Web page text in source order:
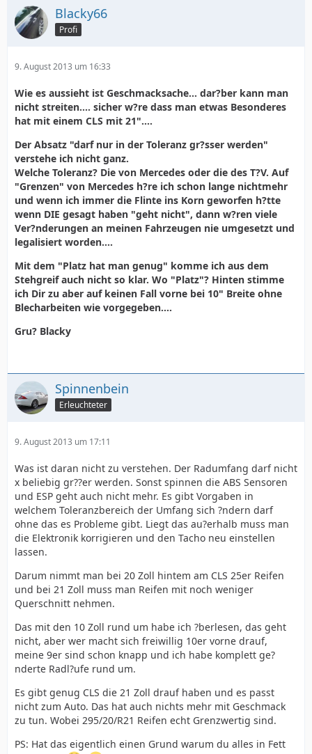
Blacky66
Profi
9. August 2013 um 16:33
Wie es aussieht ist Geschmacksache... dar?ber kann man
nicht streiten.... sicher w?re dass man etwas Besonderes
hat mit einem CLS mit 21"....
Der Absatz "darf nur in der Toleranz gr?sser werden"
verstehe ich nicht ganz.
Welche Toleranz? Die von Mercedes oder die des T?V. Auf
"Grenzen" von Mercedes h?re ich schon lange nichtmehr
und wenn ich immer die Flinte ins Korn geworfen h?tte
wenn DIE gesagt haben "geht nicht", dann w?ren viele
Ver?nderungen an meinen Fahrzeugen nie umgesetzt und
legalisiert worden....
Mit dem "Platz hat man genug" komme ich aus dem
Stehgreif auch nicht so klar. Wo "Platz"? Hinten stimme
ich Dir zu aber auf keinen Fall vorne bei 10" Breite ohne
Blecharbeiten wie vorgegeben....
Gru? Blacky
Spinnenbein
Erleuchteter
9. August 2013 um 17:11
Was ist daran nicht zu verstehen. Der Radumfang darf nicht
x beliebig gr??er werden. Sonst spinnen die ABS Sensoren
und ESP geht auch nicht mehr. Es gibt Vorgaben in
welchem Toleranzbereich der Umfang sich ?ndern darf
ohne das es Probleme gibt. Liegt das au?erhalb muss man
die Elektronik korrigieren und den Tacho neu einstellen
lassen.
Darum nimmt man bei 20 Zoll hintem am CLS 25er Reifen
und bei 21 Zoll muss man Reifen mit noch weniger
Querschnitt nehmen.
Das mit den 10 Zoll rund um habe ich ?berlesen, das geht
nicht, aber wer macht sich freiwillig 10er vorne drauf,
meine 9er sind schon knapp und ich habe komplett ge?
nderte Radl?ufe rund um.
Es gibt genug CLS die 21 Zoll drauf haben und es passt
nicht zum Auto. Das hat auch nichts mehr mit Geschmack
zu tun. Wobei 295/20/R21 Reifen echt Grenzwertig sind.
PS: Hat das eigentlich einen Grund warum du alles in Fett